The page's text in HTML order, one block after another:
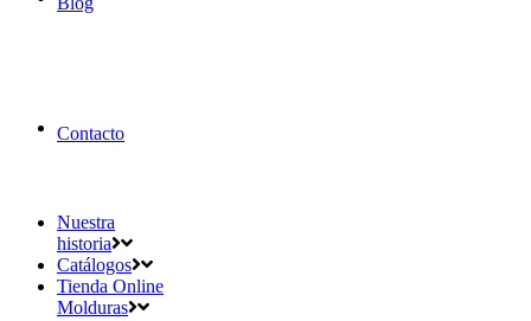
Contacto
Nuestra
historia
Catálogos
Tienda Online
Molduras